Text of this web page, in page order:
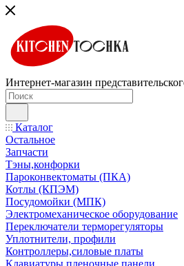
Интернет-магазин
Каталог
Остальное
Запчасти
Тэны,конфорки
Пароконвектоматы (ПКА)
Котлы (КПЭМ)
Посудомойки (МПК)
Электромеханическое оборудование
Переключатели терморегуляторы
Уплотнители, профили
Контроллеры,силовые платы
Клавиатуры,пленочные панели